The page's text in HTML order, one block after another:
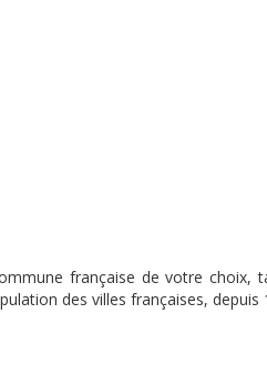
française de votre
des villes françaises, depuis